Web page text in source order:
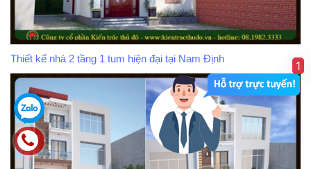
Thiết kế nhà 2 tầng 1 tum hiện đại tại Nam Định
1